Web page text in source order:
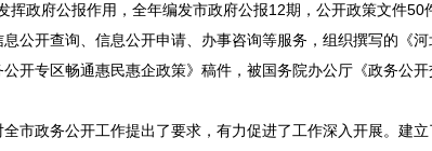
政府公报作用，全年编发市政府公报12期，公开政策文件50
公开查询、信息公开申请、办事咨询等服务，组织撰写的《
开专区畅通惠民惠企政策》稿件，被国务院办公厅《政务公
市政务公开工作提出了要求，有力促进了工作深入开展。建立